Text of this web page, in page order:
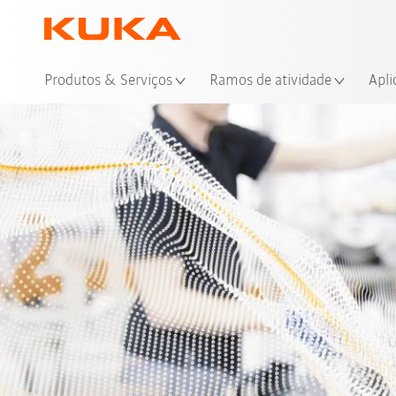
Produtos & Serviços Ramos de atividade
CHR - Status quo